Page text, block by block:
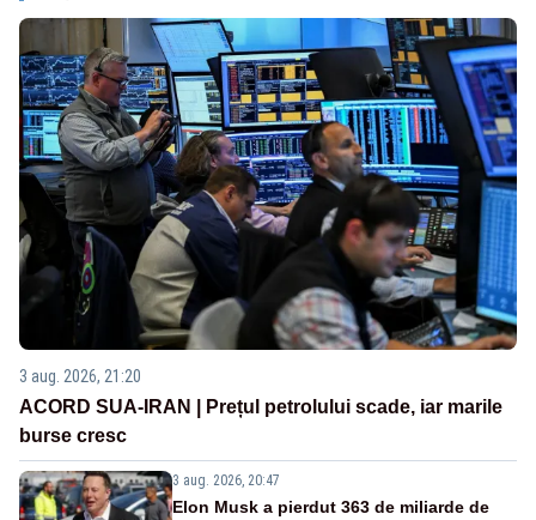
3 aug. 2026, 21:20
ACORD SUA-IRAN | Prețul petrolului scade, iar marile
burse cresc
3 aug. 2026, 20:47
Elon Musk a pierdut 363 de miliarde de